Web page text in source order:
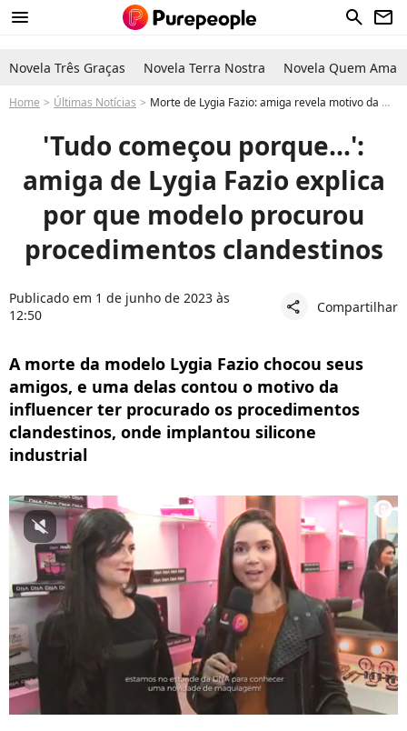
menu search newsletter
Novela Três Graças Novela Terra Nostra Novela Quem Ama
Home Últimas Notícias Morte de Lygia Fazio: amiga revela motivo da modelo ter procurado procedimento estético clandestino
'Tudo começou porque...':
amiga de Lygia Fazio explica
por que modelo procurou
procedimentos clandestinos
Publicado em 1 de junho de 2023 às
12:50
share Compartilhar
A morte da modelo Lygia Fazio chocou seus
amigos, e uma delas contou o motivo da
influencer ter procurado os procedimentos
clandestinos, onde implantou silicone
industrial